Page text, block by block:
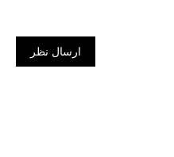
ارسال نظر